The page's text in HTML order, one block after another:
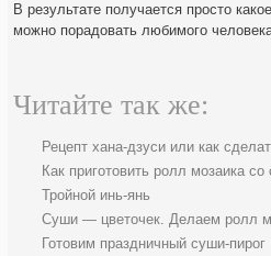
В результате получается просто
можно порадовать любимого
Читайте так же:
Рецепт хана-дзуси или как
Как приготовить ролл мозаика
Тройной инь-янь
Суши — цветочек. Делаем ролл
Готовим праздничный суши-пирог